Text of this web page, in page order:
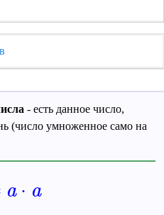
- есть данное число,
(число умноженное само на
a· a